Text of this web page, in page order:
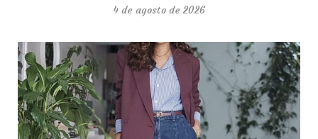
4 de agosto de 2026